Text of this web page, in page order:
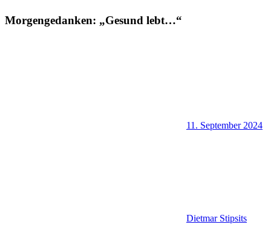
Morgengedanken: „Gesund lebt…“
11. September 2024
Dietmar Stipsits